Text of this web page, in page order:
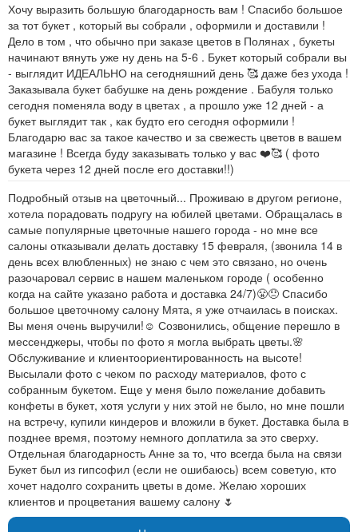
Хочу выразить большую благодарность вам ! Спасибо большое
за тот букет , который вы собрали , оформили и доставили !
Дело в том , что обычно при заказе цветов в Полянах , букеты
начинают вянуть уже ну день на 5-6 . Букет который собрали вы
- выглядит ИДЕАЛЬНО на сегодняшний день 🥰 даже без ухода !
Заказывала букет бабушке на день рождение . Бабуля только
сегодня поменяла воду в цветах , а прошло уже 12 дней - а
букет выглядит так , как будто его сегодня оформили !
Благодарю вас за такое качество и за свежесть цветов в вашем
магазине ! Всегда буду заказывать только у вас ❤️🥰 ( фото
букета через 12 дней после его доставки!!)
Подробный отзыв на цветочный... Проживаю в другом регионе,
хотела порадовать подругу на юбилей цветами. Обращалась в
самые популярные цветочные нашего города - но мне все
салоны отказывали делать доставку 15 февраля, (звонила 14 в
день всех влюбленных) не знаю с чем это связано, но очень
разочаровал сервис в нашем маленьком городе ( особенно
когда на сайте указано работа и доставка 24/7)😤😞 Спасибо
большое цветочному салону Мята, я уже отчаилась в поисках.
Вы меня очень выручили!☺ Созвонились, общение перешло в
мессенджеры, чтобы по фото я могла выбрать цветы.🌸
Обслуживание и клиентоориентированность на высоте!
Высылали фото с чеком по расходу материалов, фото с
собранным букетом. Еще у меня было пожелание добавить
конфеты в букет, хотя услуги у них этой не было, но мне пошли
на встречу, купили киндеров и вложили в букет. Доставка была в
позднее время, поэтому немного доплатила за это сверху.
Отдельная благодарность Анне за то, что всегда была на связи
Букет был из гипсофил (если не ошибаюсь) всем советую, кто
хочет надолго сохранить цветы в доме. Желаю хороших
клиентов и процветания вашему салону 🌷